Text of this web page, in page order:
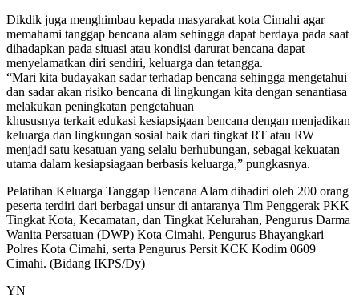
Dikdik juga menghimbau kepada masyarakat kota Cimahi agar
memahami tanggap bencana alam sehingga dapat berdaya pada saat
dihadapkan pada situasi atau kondisi darurat bencana dapat
menyelamatkan diri sendiri, keluarga dan tetangga.
“Mari kita budayakan sadar terhadap bencana sehingga mengetahui
dan sadar akan risiko bencana di lingkungan kita dengan senantiasa
melakukan peningkatan pengetahuan
khususnya terkait edukasi kesiapsigaan bencana dengan menjadikan
keluarga dan lingkungan sosial baik dari tingkat RT atau RW
menjadi satu kesatuan yang selalu berhubungan, sebagai kekuatan
utama dalam kesiapsiagaan berbasis keluarga,” pungkasnya.
Pelatihan Keluarga Tanggap Bencana Alam dihadiri oleh 200 orang
peserta terdiri dari berbagai unsur di antaranya Tim Penggerak PKK
Tingkat Kota, Kecamatan, dan Tingkat Kelurahan, Pengurus Darma
Wanita Persatuan (DWP) Kota Cimahi, Pengurus Bhayangkari
Polres Kota Cimahi, serta Pengurus Persit KCK Kodim 0609
Cimahi. (Bidang IKPS/Dy)
YN